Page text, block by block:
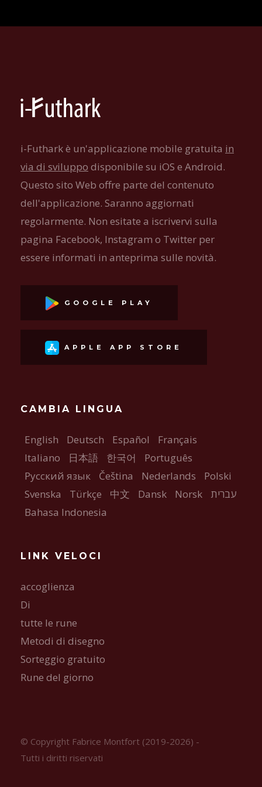
i-Futhark è un'applicazione mobile gratuita in
via di sviluppo disponibile su iOS e Android.
Questo sito Web offre parte del contenuto
dell'applicazione. Saranno aggiornati
regolarmente. Non esitate a iscrivervi sulla
pagina Facebook, Instagram o Twitter per
essere informati in anteprima sulle novità.
GOOGLE PLAY
APPLE APP STORE
CAMBIA LINGUA
English Deutsch Español
Français
Italiano
日本語 한국어
Português
Русский язык
Čeština Nederlands
Polski
Svenska
Türkçe 中文 Dansk Norsk
עברית
Bahasa Indonesia
LINK VELOCI
accoglienza
Di
tutte le rune
Metodi di disegno
Sorteggio gratuito
Rune del giorno
© Copyright Fabrice Montfort (2019-2026) -
Tutti i diritti riservati